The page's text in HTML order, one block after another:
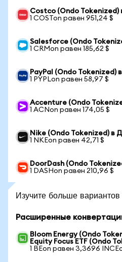
Costco (Ondo
1 COSTon равен 951,24 $
Salesforce (Ondo
1 CRMon равен 185,62 $
PayPal (Ondo
1 PYPLon равен 58,97 $
Accenture (Ondo
1 ACNon равен 174,05 $
Nike (Ondo Tokenized)
1 NKEon равен 42,71 $
DoorDash (Ondo
1 DASHon равен 210,96 $
Изучите больше вариантов
Расширенные
Bloom Energy (Ondo
Equity Focus ETF (Ondo
1 BEon равен 3,3696